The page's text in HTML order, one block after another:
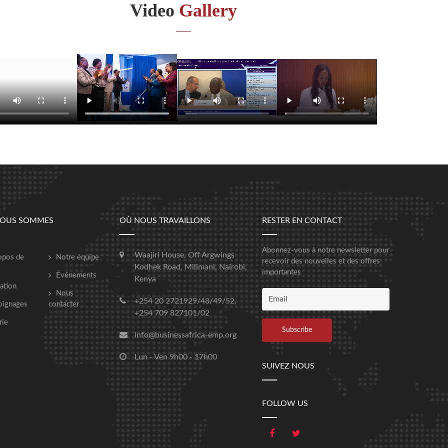
Video Gallery
SOMMES
de Notre équipe
Événements
Nous
contacter
OÙ NOUS TRAVAILLONS
Waajiri House, Off Argwings
Kodhek Road, Milimani, Nairobi,
Kenya
+254 20 2721929/48/49/52,
+254 709 827101/02
info@businessafrica-emp.org
Lun - Ven 9h00 - 17h00
RESTER EN CONTACT
Abonnez-vous à notre newsletter pour
recevoir des nouvelles et des offres
importantes
SUIVEZ NOUS
FOLLOW US